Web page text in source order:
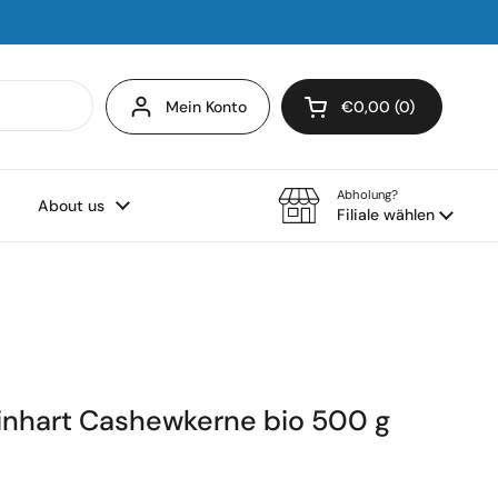
Mein Konto Warenkorb öffnen
Warenkorb
€0,00 0
im Warenkorb
About us
Abholung?
Filiale wählen
Cashewkerne bio 500 g